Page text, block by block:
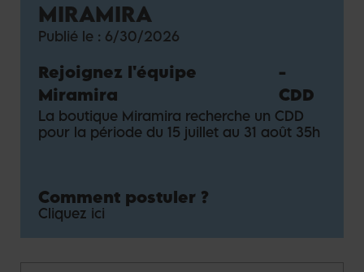
MIRAMIRA
Publié le : 6/30/2026
Rejoignez l'équipe
Miramira
-
CDD
La boutique Miramira recherche un CDD
pour la période du 15 juillet au 31 août 35h
Comment postuler ?
Cliquez ici